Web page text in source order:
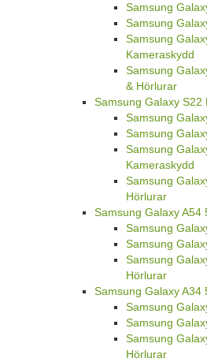
Samsung
Samsung
Samsung
Kameraskydd
Samsung
& Hörlurar
Samsung Galaxy S22
Samsung
Samsung
Samsung
Kameraskydd
Samsung
Hörlurar
Samsung Galaxy A54
Samsung
Samsung
Samsung
Hörlurar
Samsung Galaxy A34
Samsung
Samsung
Samsung
Hörlurar